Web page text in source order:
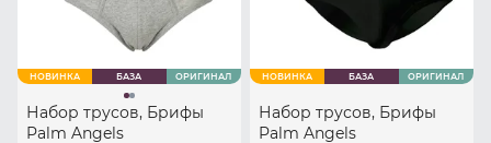
НОВИНКА БАЗА ОРИГИНАЛ
Набор трусов, Брифы
Palm Angels
НОВИНКА БАЗА ОРИГИНАЛ
Набор трусов, Брифы
Palm Angels